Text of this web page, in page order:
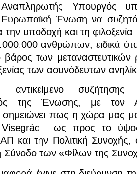
Υπουργός
Ένωση να
την υποδοχή και τη
ανθρώπων, ειδικά
των μεταναστευτικών
των ασυνόδευτων
αντικείμενο
της Ένωσης, με τον
πως η χώρα μας
Visegrád ως προς το
και την Πολιτική Συνοχής,
Σύνοδο των «Φίλων της